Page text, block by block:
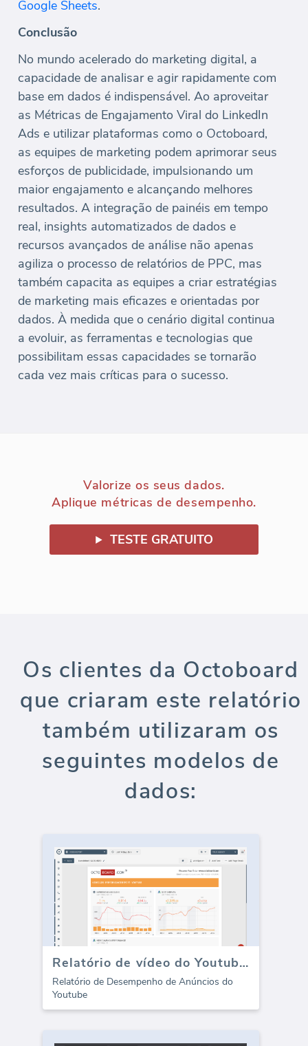
Google Sheets.
Conclusão
No mundo acelerado do marketing digital, a
capacidade de analisar e agir rapidamente com
base em dados é indispensável. Ao aproveitar
as Métricas de Engajamento Viral do LinkedIn
Ads e utilizar plataformas como o Octoboard,
as equipes de marketing podem aprimorar seus
esforços de publicidade, impulsionando um
maior engajamento e alcançando melhores
resultados. A integração de painéis em tempo
real, insights automatizados de dados e
recursos avançados de análise não apenas
agiliza o processo de relatórios de PPC, mas
também capacita as equipes a criar estratégias
de marketing mais eficazes e orientadas por
dados. À medida que o cenário digital continua
a evoluir, as ferramentas e tecnologias que
possibilitam essas capacidades se tornarão
cada vez mais críticas para o sucesso.
Valorize os seus dados.
Aplique métricas de desempenho.
TESTE GRATUITO
Os clientes da Octoboard
que criaram este relatório
também utilizaram os
seguintes modelos de
dados:
Relatório de vídeo do Youtube (anúncios do Google)
Relatório de Desempenho de Anúncios do
Youtube